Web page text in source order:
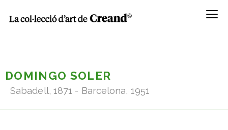
Menú
DOMINGO SOLER
Sabadell, 1871 - Barcelona, 1951